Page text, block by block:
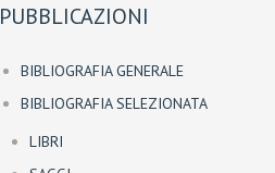
PUBBLICAZIONI
BIBLIOGRAFIA GENERALE
BIBLIOGRAFIA SELEZIONATA
LIBRI